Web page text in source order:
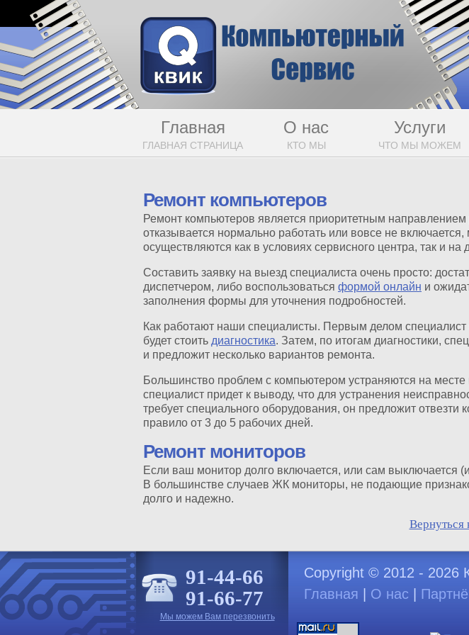
Главная
ГЛАВНАЯ СТРАНИЦА
О нас
КТО МЫ
Услуги
ЧТО МЫ МОЖЕМ
Ремонт компьютеров
Ремонт компьютеров является приоритетным
отказывается нормально работать или вовсе не
осуществляются как в условиях сервисного центра, так и на
Составить заявку на выезд специалиста очень просто:
диспетчером, либо воспользоваться формой онлайн и
заполнения формы для уточнения подробностей.
Как работают наши специалисты. Первым делом специалист
будет стоить диагностика. Затем, по итогам диагностики,
и предложит несколько вариантов ремонта.
Большинство проблем с компьютером устраняются на
специалист придет к выводу, что для устранения
требует специального оборудования, он предложит
правило от 3 до 5 рабочих дней.
Ремонт мониторов
Если ваш монитор долго включается, или сам выключается
В большинстве случаев ЖК мониторы, не подающие
долго и надежно.
Вернуться
91-44-66
91-66-77
Мы можем Вам перезвонить
Copyright © 2012 - 2026
Главная
О нас